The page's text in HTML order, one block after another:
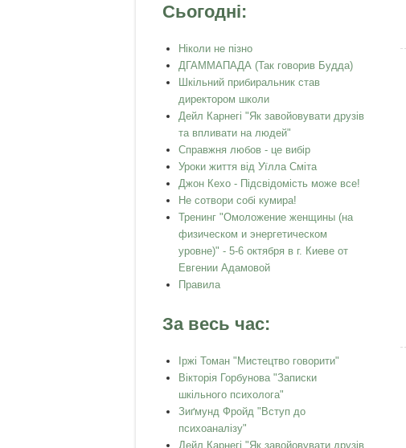
Сьогодні:
Ніколи не пізно
ДГАММАПАДА (Так говорив Будда)
Шкільний прибиральник став
директором школи
Дейл Карнегі "Як завойовувати друзів
та впливати на людей"
Справжня любов - це вибір
Уроки життя від Уїлла Сміта
Джон Кехо - Підсвідомість може все!
Не сотвори собі кумира!
Тренинг "Омоложение женщины (на
физическом и энергетическом
уровне)" - 5-6 октября в г. Киеве от
Евгении Адамовой
Правила
За весь час:
Іржі Томан "Мистецтво говорити"
Вікторія Горбунова "Записки
шкільного психолога"
Зиґмунд Фройд "Вступ до
психоаналізу"
Дейл Карнегі "Як завойовувати друзів